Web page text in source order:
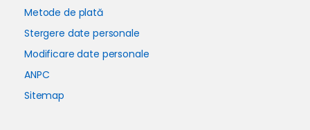
Metode de plată
Stergere date personale
Modificare date personale
ANPC
Sitemap